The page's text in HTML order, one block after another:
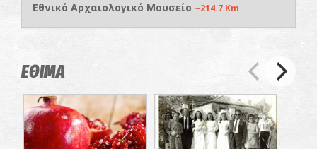
Εθνικό Αρχαιολογικό Μουσείο ~214.7 Km
ΕΘΙΜΑ